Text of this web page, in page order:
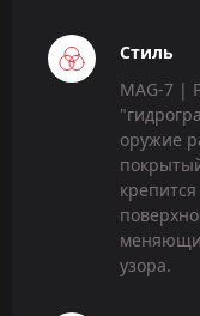
Стиль
MAG-7 |
оружие
узора.